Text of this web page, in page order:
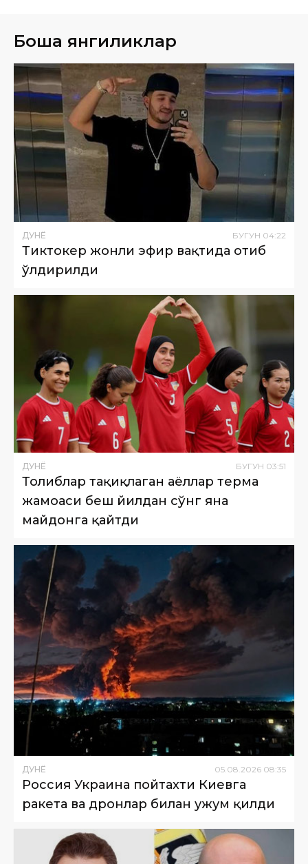
Бошқа янгиликлар
ДУНË БУГУН 04:22
Тиктокер жонли эфир вақтида отиб
ўлдирилди
ДУНË БУГУН 03:51
Толиблар тақиқлаган аёллар терма
жамоаси беш йилдан сўнг яна
майдонга қайтди
ДУНË 05.08.2026 08:35
Россия Украина пойтахти Киевга
ракета ва дронлар билан ҳужум қилди